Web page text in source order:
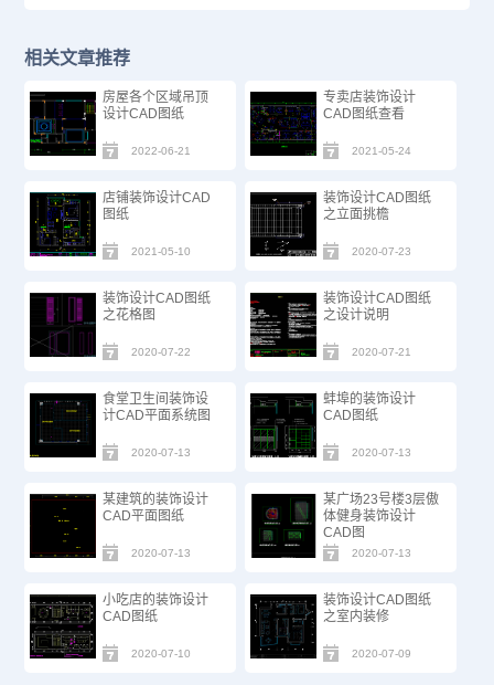
相关文章推荐
房屋各个区域吊顶
设计CAD图纸
2022-06-21
专卖店装饰设计
CAD图纸查看
2021-05-24
店铺装饰设计CAD
图纸
2021-05-10
装饰设计CAD图纸
之立面挑檐
2020-07-23
装饰设计CAD图纸
之花格图
2020-07-22
装饰设计CAD图纸
之设计说明
2020-07-21
食堂卫生间装饰设
计CAD平面系统图
2020-07-13
蚌埠的装饰设计
CAD图纸
2020-07-13
某建筑的装饰设计
CAD平面图纸
2020-07-13
某广场23号楼3层傲
体健身装饰设计
CAD图
2020-07-13
小吃店的装饰设计
CAD图纸
2020-07-10
装饰设计CAD图纸
之室内装修
2020-07-09